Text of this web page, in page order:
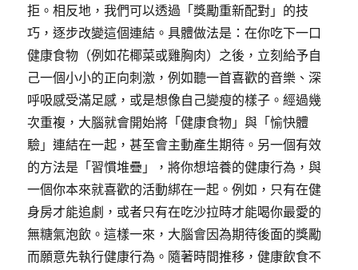
拒。相反地，我們可以透過「獎勵重新配對」的技
巧，逐步改變這個連結。具體做法是：在你吃下一口
健康食物（例如花椰菜或雞胸肉）之後，立刻給予自
己一個小小的正向刺激，例如聽一首喜歡的音樂、深
呼吸感受滿足感，或是想像自己變瘦的樣子。經過幾
次重複，大腦就會開始將「健康食物」與「愉快體
驗」連結在一起，甚至會主動產生期待。另一個有效
的方法是「習慣堆疊」，將你想培養的健康行為，與
一個你本來就喜歡的活動綁在一起。例如，只有在健
身房才能追劇，或者只有在吃沙拉時才能喝你最愛的
無糖氣泡飲。這樣一來，大腦會因為期待後面的獎勵
而願意先執行健康行為。隨著時間推移，健康飲食不